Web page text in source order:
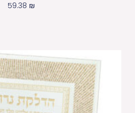
59.38 ₪